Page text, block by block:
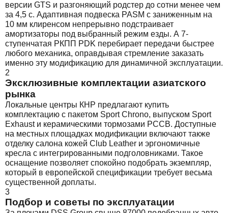
версии GTS и разгоняющий родстер до сотни менее чем
за 4,5 с. Адаптивная подвеска PASM с заниженным на
10 мм клиренсом непрерывно подстраивает
амортизаторы под выбранный режим езды. А 7-
ступенчатая РКПП PDK перебирает передачи быстрее
любого механика, оправдывая стремление заказать
именно эту модификацию для динамичной эксплуатации.
2
Эксклюзивные комплектации азиатского
рынка
Локальные центры КНР предлагают купить
комплектацию с пакетом Sport Chrono, выпуском Sport
Exhaust и керамическими тормозами PCCB. Доступные
на местных площадках модификации включают также
отделку салона кожей Club Leather и эргономичные
кресла с интегрированными подголовниками. Такое
оснащение позволяет спокойно подобрать экземпляр,
который в европейской спецификации требует весьма
существенной доплаты.
3
Подбор и советы по эксплуатации